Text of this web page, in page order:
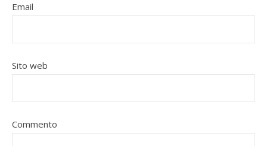
Email
Sito web
Commento